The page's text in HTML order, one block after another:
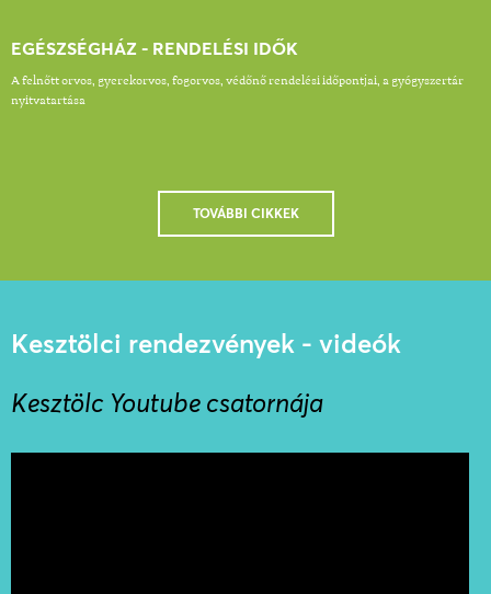
EGÉSZSÉGHÁZ - RENDELÉSI IDŐK
A felnőtt orvos, gyerekorvos, fogorvos, védőnő rendelési időpontjai, a gyógyszertár
nyitvatartása
TOVÁBBI CIKKEK
Kesztölci rendezvények - videók
Kesztölc Youtube csatornája